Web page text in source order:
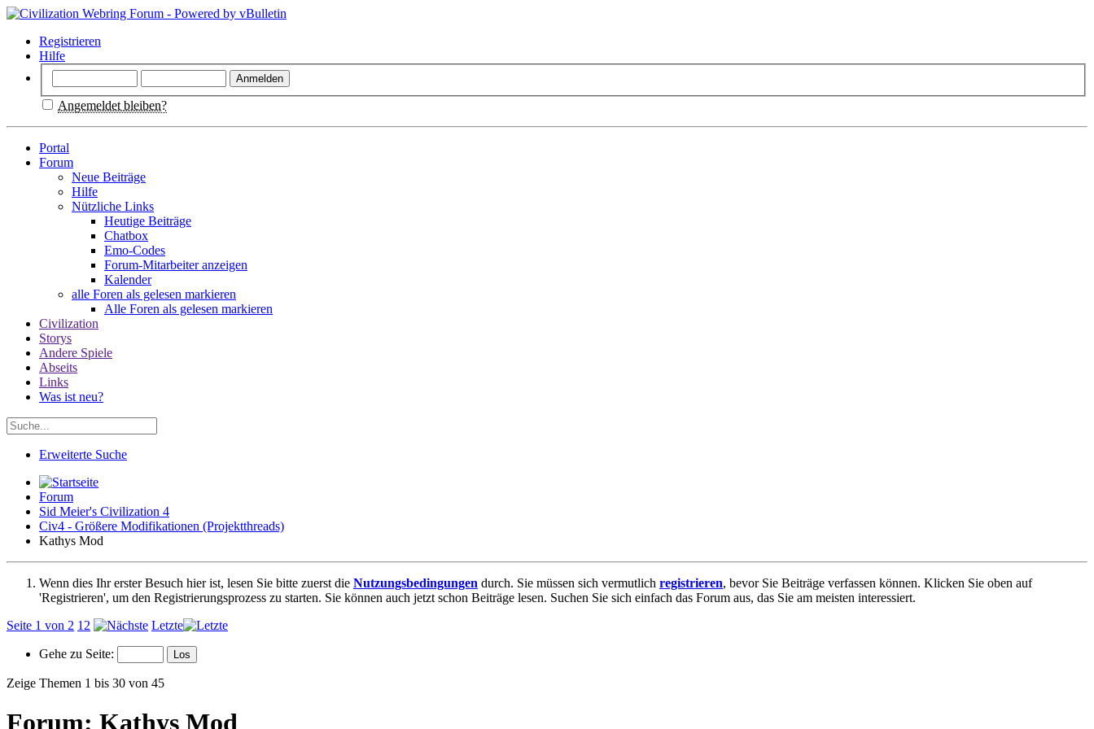
Registrieren
Hilfe
Angemeldet bleiben?
Portal
Forum
Neue Beiträge
Hilfe
Nützliche Links
Heutige Beiträge
Chatbox
Emo-Codes
Forum-Mitarbeiter anzeigen
Kalender
alle Foren als gelesen markieren
Alle Foren als gelesen markieren
Civilization
Storys
Andere Spiele
Abseits
Links
Was ist neu?
Erweiterte Suche
Forum
Sid Meier's Civilization 4
Civ4 - Größere Modifikationen (Projektthreads)
Kathys Mod
Wenn dies Ihr erster Besuch hier ist, lesen Sie bitte zuerst die Nutzungsbedingungen durch. Sie müssen sich vermutlich registrieren, bevor Sie Beiträge verfassen können. Klicken Sie oben auf
'Registrieren', um den Registrierungsprozess zu starten. Sie können auch jetzt schon Beiträge lesen. Suchen Sie sich einfach das Forum aus, das Sie am meisten interessiert.
Seite 1 von 2 1 2 Letzte
Gehe zu Seite:
Zeige Themen 1 bis 30 von 45
Forum: Kathys Mod